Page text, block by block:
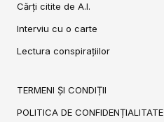
Cărți citite de A.I.
Interviu cu o carte
Lectura conspirațiilor
TERMENI ȘI CONDIȚII
POLITICA DE CONFIDENȚIALITATE